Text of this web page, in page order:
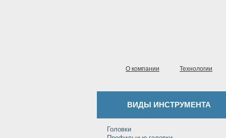
О компании Технологии
ВИДЫ ИНСТРУМЕНТА
Головки